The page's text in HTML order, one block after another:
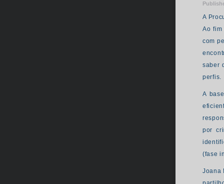
A
Ao fim
com
saber
perfis.
A
por
(fase
Joana